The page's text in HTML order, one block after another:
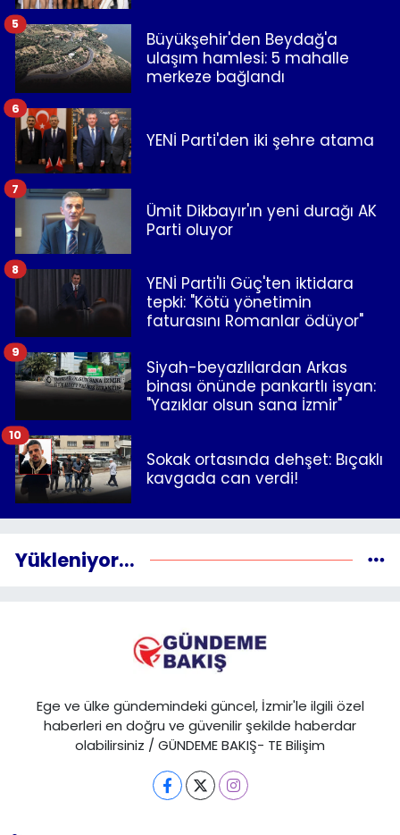
Büyükşehir'den Beydağ'a
ulaşım hamlesi: 5 mahalle
merkeze bağlandı
5
YENİ Parti'den iki şehre atama
6
Ümit Dikbayır'ın yeni durağı AK
Parti oluyor
7
YENİ Parti'li Güç'ten iktidara
tepki: "Kötü yönetimin
faturasını Romanlar ödüyor"
8
Siyah-beyazlılardan Arkas
binası önünde pankartlı isyan:
"Yazıklar olsun sana İzmir"
9
Sokak ortasında dehşet: Bıçaklı
kavgada can verdi!
10
Yükleniyor...
Ege ve ülke gündemindeki güncel, İzmir'le ilgili özel
haberleri en doğru ve güvenilir şekilde haberdar
olabilirsiniz / GÜNDEME BAKIŞ- TE Bilişim